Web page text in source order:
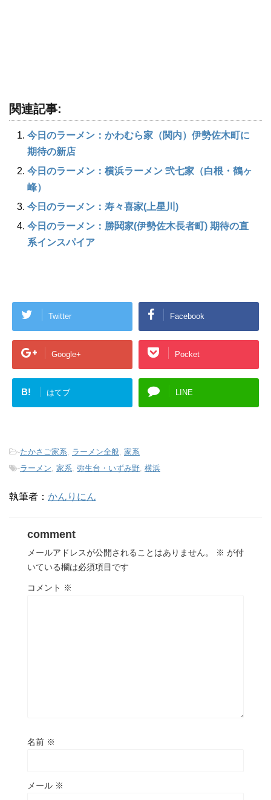
関連記事:
今日のラーメン：かわむら家（関内）伊勢佐木町に
期待の新店
今日のラーメン：横浜ラーメン 弐七家（白根・鶴ヶ
峰）
今日のラーメン：寿々喜家(上星川)
今日のラーメン：勝鬨家(伊勢佐木長者町) 期待の直
系インスパイア
Twitter Facebook
Google+ Pocket
B! はてブ LINE
-たかさご家系 ラーメン全般 家系
-ラーメン 家系 弥生台・いずみ野 横浜
執筆者： かんりにん
comment
メールアドレスが公開されることはありません。 ※ が付
いている欄は必須項目です
コメント ※
名前 ※
メール ※